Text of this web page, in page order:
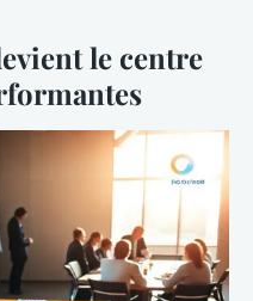
le centre